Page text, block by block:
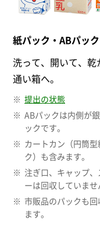
紙パック・ABパック
洗って、開いて、乾
通い箱へ。
提出の状態
ABパックは内側が
ックです。
カートカン（円筒型
ク）も含みます。
注ぎ口、キャップ、
ーは回収していませ
市販品のパックも回
ます。